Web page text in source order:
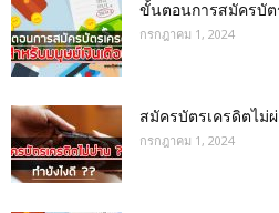
ขั้นตอนการสมัครบัต
กรกฎาคม 1, 2024
สมัครบัตรเครดิตไม่
กรกฎาคม 1, 2024